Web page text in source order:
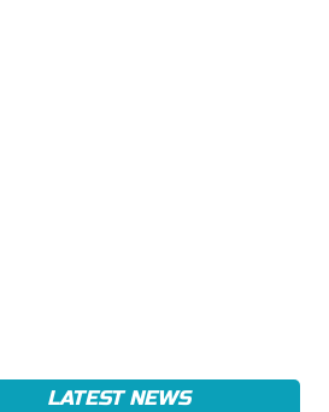
LATEST NEWS